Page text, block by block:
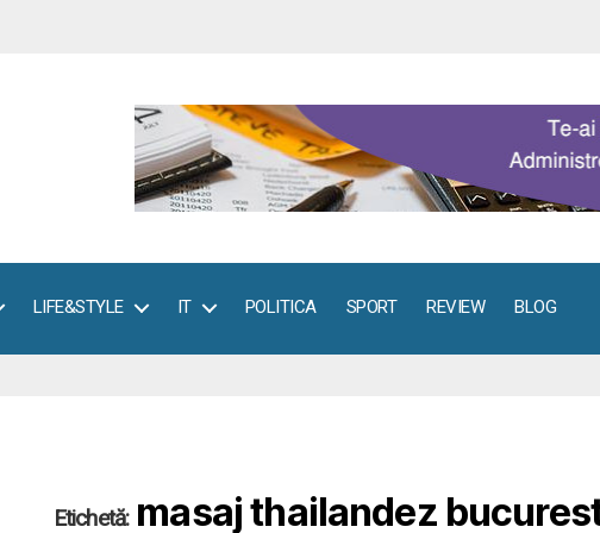
LIFE&STYLE IT POLITICA SPORT REVIEW BLOG
Etichetă: masaj thailandez